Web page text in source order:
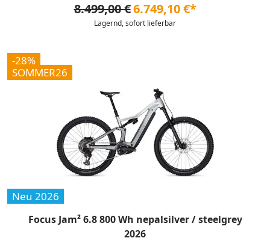
8.499,00 €6.749,10 €*
Lagernd, sofort lieferbar
-28%
SOMMER26
Neu 2026
Focus Jam² 6.8 800 Wh nepalsilver / steelgrey
2026